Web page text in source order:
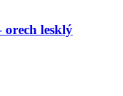
orech lesklý